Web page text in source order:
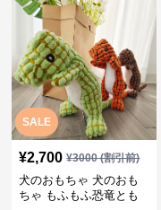
SALE
¥2,700 ¥3000(割引前)
犬のおもちゃ 犬のおも
ちゃ もふもふ恐竜とも